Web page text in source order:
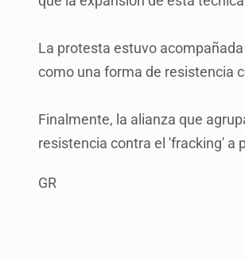
La protesta estuvo
como una forma de resistencia
Finalmente, la alianza que
resistencia contra el 'fracking' a
GR